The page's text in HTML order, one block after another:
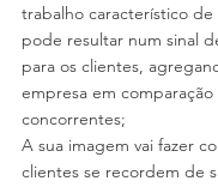
trabalho característico de
pode resultar num sinal
para os clientes,
empresa em comparação
concorrentes;
A sua imagem vai fazer
clientes se recordem de